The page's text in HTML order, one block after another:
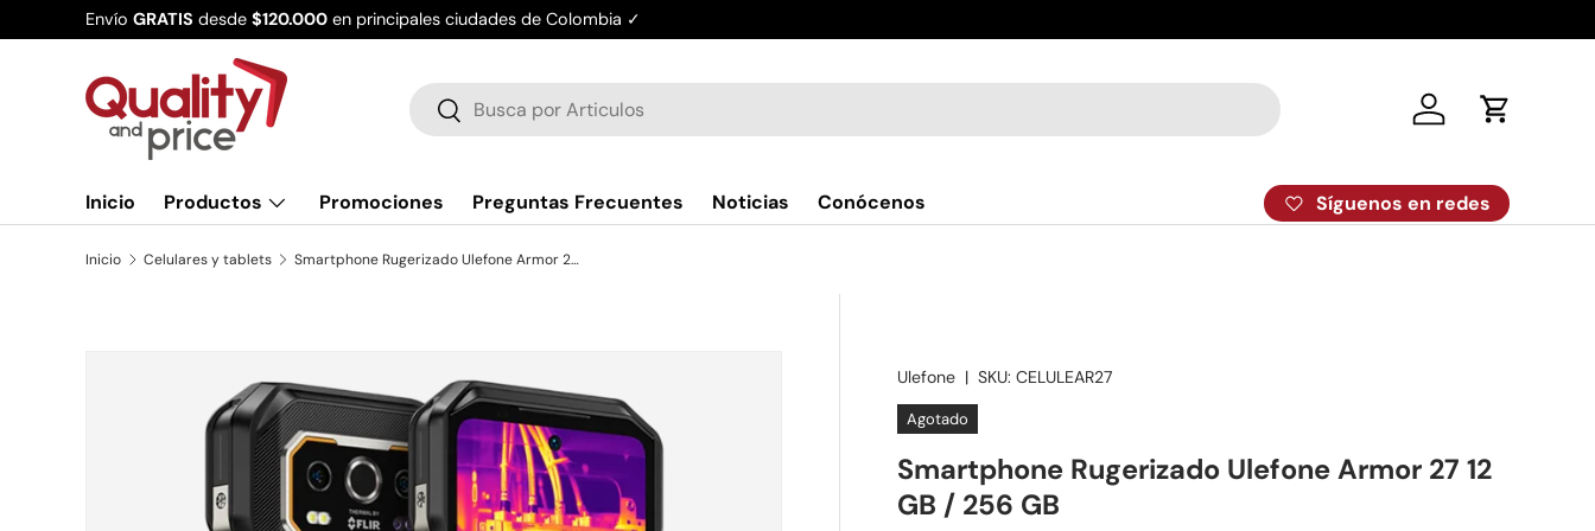
Ir al contenido
Envío GRATIS desde $120.000 en principales ciudades de Colombia ✓
Buscar
Buscar Iniciar sesión
Carrito
Inicio Productos Promociones Preguntas Frecuentes Noticias Conócenos Síguenos en redes
Inicio Celulares y tablets Smartphone Rugerizado Ulefone Armor 27 12 GB / 256 GB
Ir directamente a la información del producto
Ulefone | SKU: CELULEAR27
Agotado
Smartphone Rugerizado Ulefone Armor 27 12
GB / 256 GB